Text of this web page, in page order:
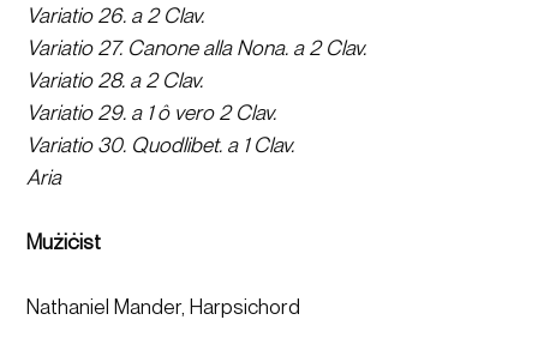
Variatio 26. a 2 Clav.
Variatio 27. Canone alla Nona. a 2 Clav.
Variatio 28. a 2 Clav.
Variatio 29. a 1 ô vero 2 Clav.
Variatio 30. Quodlibet. a 1 Clav.
Aria
Mużiċist
Nathaniel Mander, Harpsichord